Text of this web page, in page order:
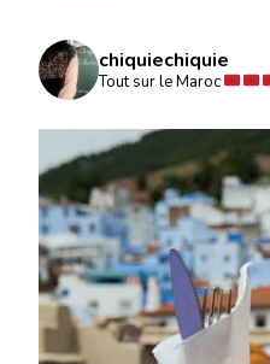
chiquiechiquie
Tout sur le Maroc